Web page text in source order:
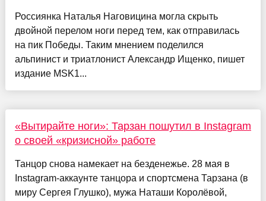
Россиянка Наталья Наговицина могла скрыть
двойной перелом ноги перед тем, как отправилась
на пик Победы. Таким мнением поделился
альпинист и триатлонист Александр Ищенко, пишет
издание MSK1...
«Вытирайте ноги»: Тарзан пошутил в Instagram
о своей «кризисной» работе
Танцор снова намекает на безденежье. 28 мая в
Instagram-аккаунте танцора и спортсмена Тарзана (в
миру Сергея Глушко), мужа Наташи Королёвой,